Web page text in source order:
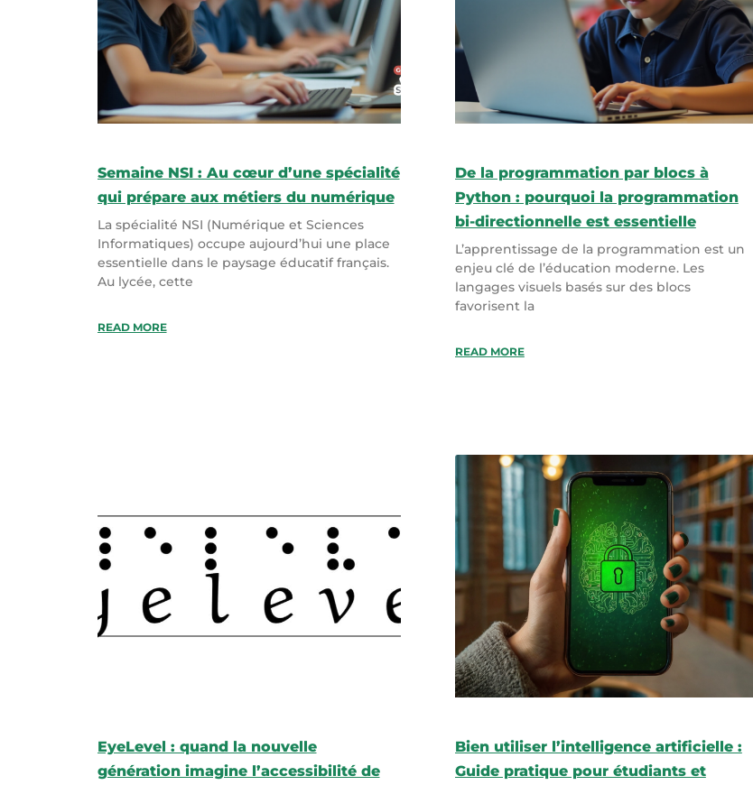
Semaine NSI : Au cœur d’une spécialité
qui prépare aux métiers du numérique
La spécialité NSI (Numérique et Sciences
Informatiques) occupe aujourd’hui une place
essentielle dans le paysage éducatif français.
Au lycée, cette
READ MORE
De la programmation par blocs à
Python : pourquoi la programmation
bi-directionnelle est essentielle
L’apprentissage de la programmation est un
enjeu clé de l’éducation moderne. Les
langages visuels basés sur des blocs
favorisent la
READ MORE
EyeLevel : quand la nouvelle
génération imagine l’accessibilité de
Bien utiliser l’intelligence artificielle :
Guide pratique pour étudiants et